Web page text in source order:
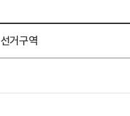
선거구역